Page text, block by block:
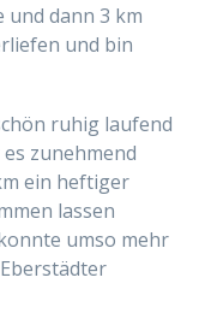
und dann 3 km
und bin
ruhig laufend
zunehmend
ein heftiger
lassen
umso mehr